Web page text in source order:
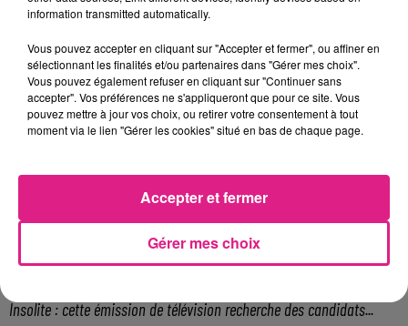
Metz : une distribution de lunette gratuite pour voir l’éclipse
Casting de Woof : l'Euro-Métropole de Metz part à la recherche de...
4 août 2026
Officiel : Gauthier Hein quitte le FC Metz pour l'OGC Nice
4 août 2026
Officiel : le lac de Madine reporte son feu d’artifice
Eclipse Solaire du 12 août : où voir ce phénomène en Lorraine ?
Chalets de Noël solidaires : la ville de Metz lance un appel à...
Vosges : les feux d’artifice de Gérardmer sont annulés
Insolite : cette émission de télévision recherche des candidats...
information transmitted automatically.
Vous pouvez accepter en cliquant sur "Accepter et fermer", ou affiner en
sélectionnant les finalités et/ou partenaires dans "Gérer mes choix".
Vous pouvez également refuser en cliquant sur "Continuer sans
accepter". Vos préférences ne s'appliqueront que pour ce site. Vous
pouvez mettre à jour vos choix, ou retirer votre consentement à tout
moment via le lien "Gérer les cookies" situé en bas de chaque page.
Gérer mes choix
Accepter et fermer